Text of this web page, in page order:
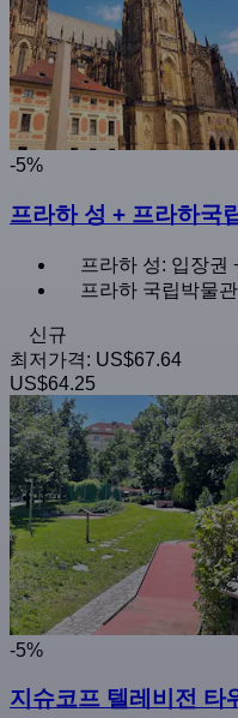
-5%
프라하 성 + 프라하국
프라하 성: 입장권
프라하 국립박물
신규
최저가격: US$67.64
US$64.25
-5%
지슈코프 텔레비전